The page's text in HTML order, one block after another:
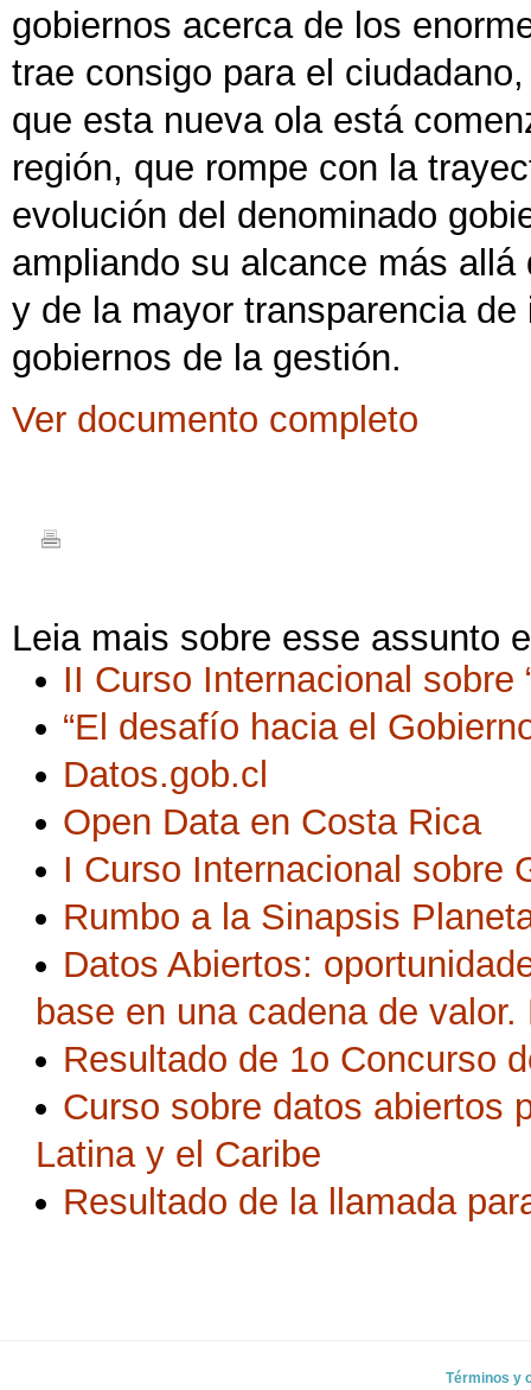
gobiernos acerca de los
trae consigo para el
que esta nueva ola está
región, que rompe con la
evolución del denominado
ampliando su alcance más
y de la mayor transparencia
gobiernos de la gestión.
Ver documento completo
Leia mais sobre esse assunto
II Curso Internacional sobre
“El desafío hacia el
Datos.gob.cl
Open Data en Costa Rica
I Curso Internacional sobre
Rumbo a la Sinapsis
Datos Abiertos:
base en una cadena de
Resultado de 1o Concurso
Curso sobre datos abiertos
Latina y el Caribe
Resultado de la llamada
Términos y